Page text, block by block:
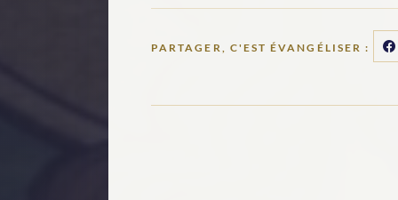
PARTAGER, C'EST ÉVANGÉLISER :